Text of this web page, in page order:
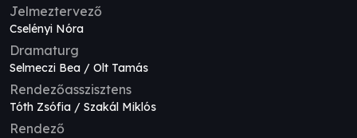
Jelmeztervező
Cselényi Nóra
Dramaturg
Selmeczi Bea / Olt Tamás
Rendezőasszisztens
Tóth Zsófia / Szakál Miklós
Rendező